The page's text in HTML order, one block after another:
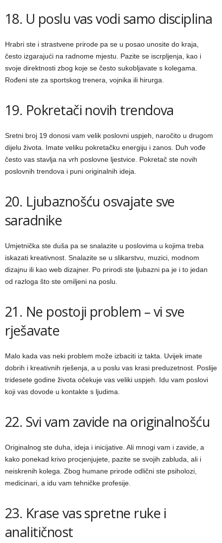
18. U poslu vas vodi samo disciplina
Hrabri ste i strastvene prirode pa se u posao unosite do kraja,
često izgarajući na radnome mjestu. Pazite se iscrpljenja, kao i
svoje direktnosti zbog koje se često sukobljavate s kolegama.
Rođeni ste za sportskog trenera, vojnika ili hirurga.
19. Pokretači novih trendova
Sretni broj 19 donosi vam velik poslovni uspjeh, naročito u drugom
dijelu života. Imate veliku pokretačku energiju i zanos. Duh vođe
često vas stavlja na vrh poslovne ljestvice. Pokretač ste novih
poslovnih trendova i puni originalnih ideja.
20. Ljubaznošću osvajate sve
saradnike
Umjetnička ste duša pa se snalazite u poslovima u kojima treba
iskazati kreativnost. Snalazite se u slikarstvu, muzici, modnom
dizajnu ili kao web dizajner. Po prirodi ste ljubazni pa je i to jedan
od razloga što ste omiljeni na poslu.
21. Ne postoji problem – vi sve
rješavate
Malo kada vas neki problem može izbaciti iz takta. Uvijek imate
dobrih i kreativnih rješenja, a u poslu vas krasi preduzetnost. Poslije
tridesete godine života očekuje vas veliki uspjeh. Idu vam poslovi
koji vas dovode u kontakte s ljudima.
22. Svi vam zavide na originalnošću
Originalnog ste duha, ideja i inicijative. Ali mnogi vam i zavide, a
kako ponekad krivo procjenjujete, pazite se svojih zabluda, ali i
neiskrenih kolega. Zbog humane prirode odlični ste psiholozi,
medicinari, a idu vam tehničke profesije.
23. Krase vas spretne ruke i
analitičnost